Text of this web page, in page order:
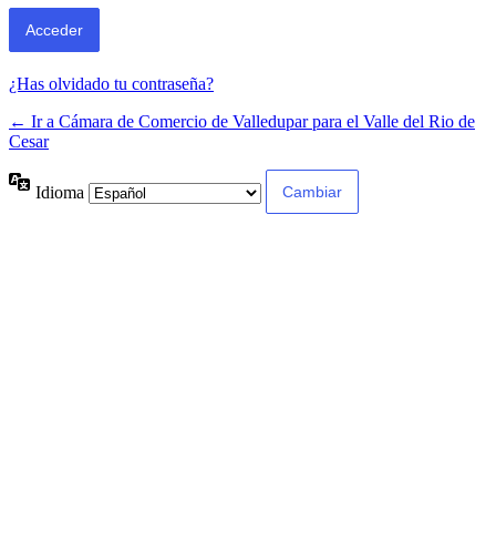
¿Has olvidado tu contraseña?
← Ir a Cámara de Comercio de Valledupar para el Valle del Rio de
Cesar
Idioma